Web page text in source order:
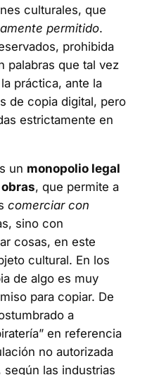
culturales, que
permitido.
prohibida
palabras que tal vez
práctica, ante la
de copia digital, pero
estrictamente en
un monopolio legal
, que permite a
comerciar con
sino con
cosas, en este
cultural. En los
de algo es muy
para copiar. De
a
en referencia
no autorizada
las industrias